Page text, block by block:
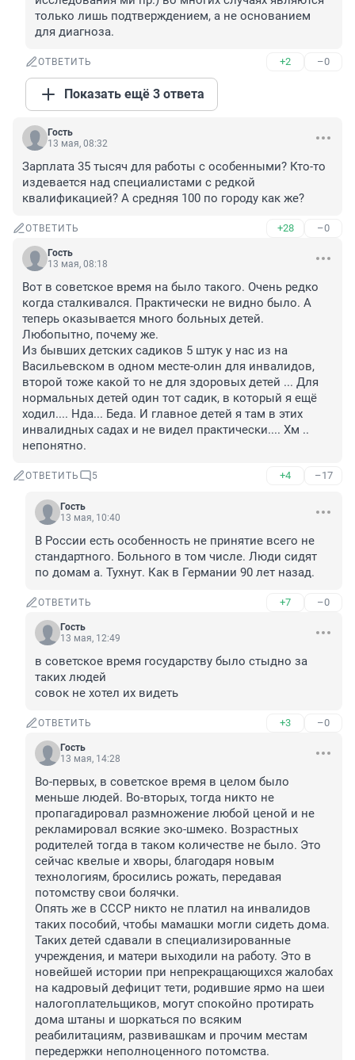
только лишь подтверждением, а не основанием
для диагноза.
ОТВЕТИТЬ +2 –0
Показать ещё 3 ответа
Гость
13 мая, 08:32
Зарплата 35 тысяч для работы с особенными? Кто-то
издевается над специалистами с редкой
квалификацией? А средняя 100 по городу как же?
ОТВЕТИТЬ +28 –0
Гость
13 мая, 08:18
Вот в советское время на было такого. Очень редко
когда сталкивался. Практически не видно было. А
теперь оказывается много больных детей.
Любопытно, почему же.
Из бывших детских садиков 5 штук у нас из на
Васильевском в одном месте-олин для инвалидов,
второй тоже какой то не для здоровых детей ... Для
нормальных детей один тот садик, в который я ещё
ходил.... Нда... Беда. И главное детей я там в этих
инвалидных садах и не видел практически.... Хм ..
непонятно.
ОТВЕТИТЬ 5 +4 –17
Гость
13 мая, 10:40
В России есть особенность не принятие всего не
стандартного. Больного в том числе. Люди сидят
по домам а. Тухнут. Как в Германии 90 лет назад.
ОТВЕТИТЬ +7 –0
Гость
13 мая, 12:49
в советское время государству было стыдно за
таких людей
совок не хотел их видеть
ОТВЕТИТЬ +3 –0
Гость
13 мая, 14:28
Во-первых, в советское время в целом было
меньше людей. Во-вторых, тогда никто не
пропагадировал размножение любой ценой и не
рекламировал всякие эко-шмеко. Возрастных
родителей тогда в таком количестве не было. Это
сейчас квелые и хворы, благодаря новым
технологиям, бросились рожать, передавая
потомству свои болячки.
Опять же в СССР никто не платил на инвалидов
таких пособий, чтобы мамашки могли сидеть дома.
Таких детей сдавали в специализированные
учреждения, и матери выходили на работу. Это в
новейшей истории при непрекращающихся жалобах
на кадровый дефицит тети, родившие ярмо на шеи
налогоплательщиков, могут спокойно протирать
дома штаны и шоркаться по всяким
реабилитациям, развивашкам и прочим местам
передержки неполноценного потомства.